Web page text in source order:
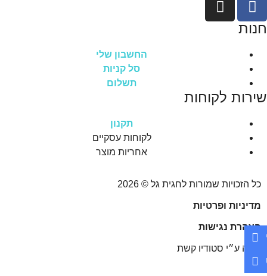
חנות
החשבון שלי
סל קניות
תשלום
שירות לקוחות
תקנון
לקוחות עסקיים
אחריות מוצר
כל הזכויות שמורות לחגית גל © 2026
מדיניות ופרטיות
הצהרת נגישות
נבנה ע״י סטודיו קשת